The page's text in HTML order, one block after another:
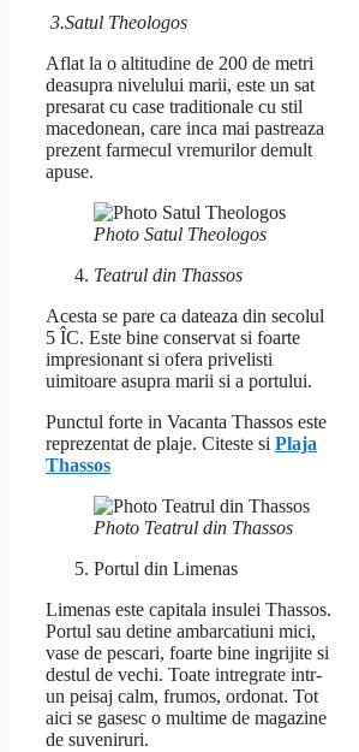
3.Satul Theologos
Aflat la o altitudine de 200 de metri
deasupra nivelului marii, este un sat
presarat cu case traditionale cu stil
macedonean, care inca mai pastreaza
prezent farmecul vremurilor demult
apuse.
Photo Satul Theologos
Teatrul din Thassos
Acesta se pare ca dateaza din secolul
5 ÎC. Este bine conservat si foarte
impresionant si ofera privelisti
uimitoare asupra marii si a portului.
Punctul forte in Vacanta Thassos este
reprezentat de plaje. Citeste si Plaja
Thassos
Photo Teatrul din Thassos
Portul din Limenas
Limenas este capitala insulei Thassos.
Portul sau detine ambarcatiuni mici,
vase de pescari, foarte bine ingrijite si
destul de vechi. Toate intregrate intr-
un peisaj calm, frumos, ordonat. Tot
aici se gasesc o multime de magazine
de suveniruri.